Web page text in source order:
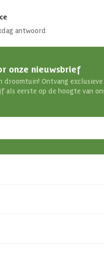
antwoord
onze nieuwsbrief
droomtuin! Ontvang exclusieve
als eerste op de hoogte van